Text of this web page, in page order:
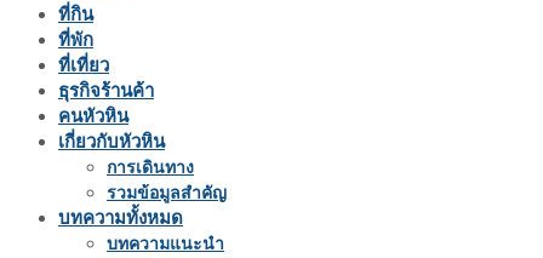
ที่กิน
ที่พัก
ที่เที่ยว
ธุรกิจร้านค้า
คนหัวหิน
เกี่ยวกับหัวหิน
การเดินทาง
รวมข้อมูลสำคัญ
บทความทั้งหมด
บทความแนะนำ